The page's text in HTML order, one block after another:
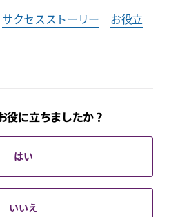
サクセスストーリー
お役立
役に立ちましたか？
はい
いいえ